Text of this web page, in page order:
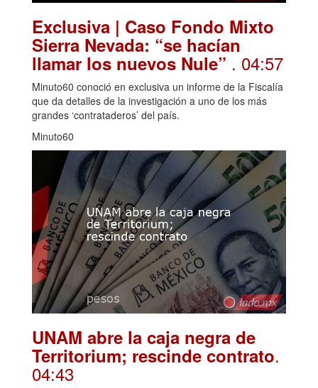
Exclusiva | Caso Fondo Mixto
Sierra Nevada: “se hacían
llamar los nuevos Nule” . 04:57
Minuto60 conoció en exclusiva un informe de la Fiscalía
que da detalles de la investigación a uno de los más
grandes ‘contrataderos’ del país.
Minuto60
UNAM abre la caja negra de
Territorium; rescinde contrato.
04:43